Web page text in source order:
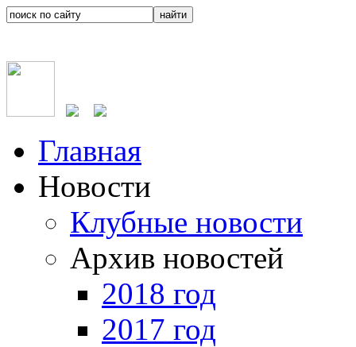
Главная
Новости
Клубные новости
Архив новостей
2018 год
2017 год